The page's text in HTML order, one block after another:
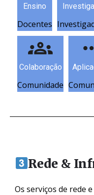
Ensino
Docentes
Colaboração
Comunidade
Rede &
Os serviços de rede